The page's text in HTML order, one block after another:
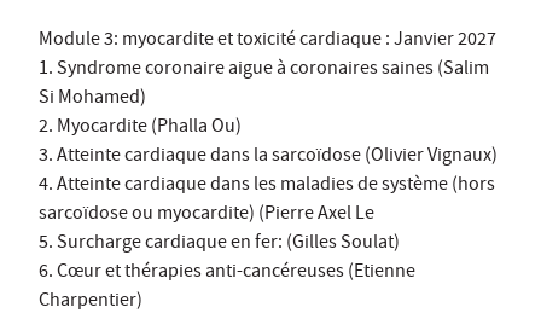
Module 3: myocardite et toxicité cardiaque : Janvier 2027
1. Syndrome coronaire aigue à coronaires saines (Salim
Si Mohamed)
2. Myocardite (Phalla Ou)
3. Atteinte cardiaque dans la sarcoïdose (Olivier Vignaux)
4. Atteinte cardiaque dans les maladies de système (hors
sarcoïdose ou myocardite) (Pierre Axel Le
5. Surcharge cardiaque en fer: (Gilles Soulat)
6. Cœur et thérapies anti-cancéreuses (Etienne
Charpentier)